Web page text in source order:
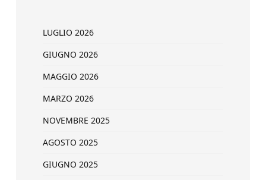
LUGLIO 2026
GIUGNO 2026
MAGGIO 2026
MARZO 2026
NOVEMBRE 2025
AGOSTO 2025
GIUGNO 2025